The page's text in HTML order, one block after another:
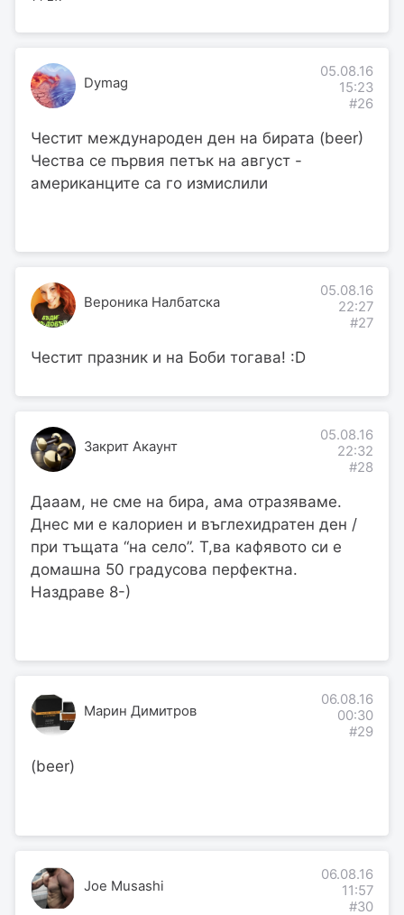
Dymag
05.08.16
15:23
#26
Честит международен ден на бирата (beer)
Чества се първия петък на август -
американците са го измислили
Вероника Налбатска
05.08.16
22:27
#27
Честит празник и на Боби тогава! :D
Закрит Акаунт
05.08.16
22:32
#28
Дааам, не сме на бира, ама отразяваме.
Днес ми е калориен и въглехидратен ден /
при тъщата “на село”. Т,ва кафявото си е
домашна 50 градусова перфектна.
Наздраве 8-)
Марин Димитров
06.08.16
00:30
#29
(beer)
Joe Musashi
06.08.16
11:57
#30